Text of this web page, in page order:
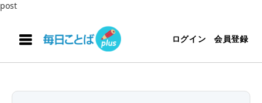
post
ログイン 会員登録